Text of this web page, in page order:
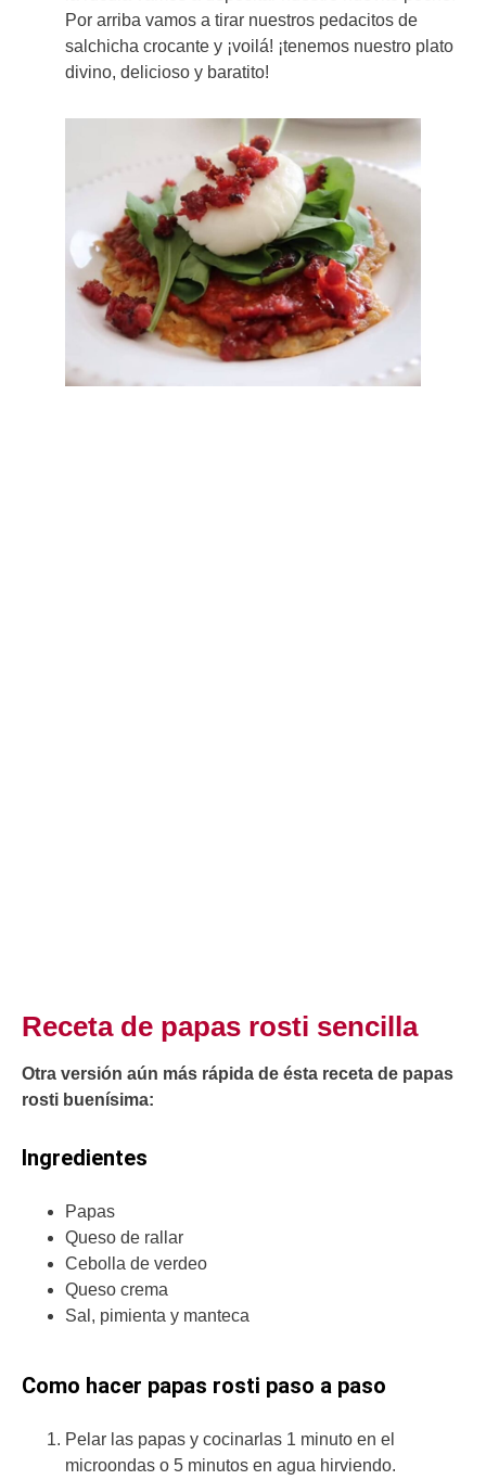
Por arriba vamos a tirar nuestros pedacitos de
salchicha crocante y ¡voilá! ¡tenemos nuestro plato
divino, delicioso y baratito!
Receta de papas rosti sencilla
Otra versión aún más rápida de ésta receta de papas
rosti buenísima:
Ingredientes
Papas
Queso de rallar
Cebolla de verdeo
Queso crema
Sal, pimienta y manteca
Como hacer papas rosti paso a paso
Pelar las papas y cocinarlas 1 minuto en el
microondas o 5 minutos en agua hirviendo.